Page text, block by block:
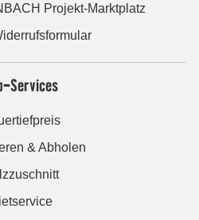
Projekt-Marktplatz
Services
& Abholen